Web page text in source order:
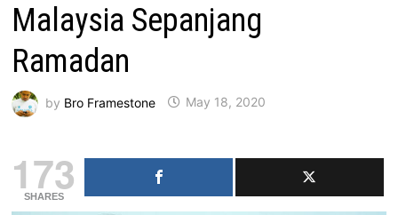
Malaysia Sepanjang
Ramadan
by Bro Framestone May 18, 2020
173
SHARES